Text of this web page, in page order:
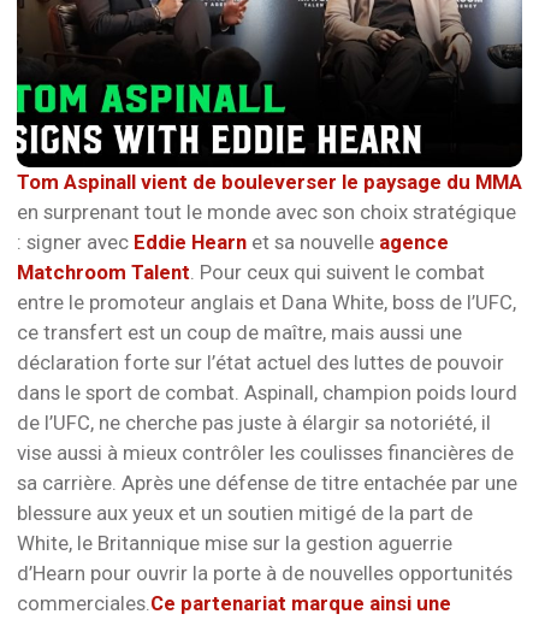
Tom Aspinall vient de bouleverser le paysage du MMA
en surprenant tout le monde avec son choix stratégique
: signer avec Eddie Hearn et sa nouvelle agence
Matchroom Talent. Pour ceux qui suivent le combat
entre le promoteur anglais et Dana White, boss de l’UFC,
ce transfert est un coup de maître, mais aussi une
déclaration forte sur l’état actuel des luttes de pouvoir
dans le sport de combat. Aspinall, champion poids lourd
de l’UFC, ne cherche pas juste à élargir sa notoriété, il
vise aussi à mieux contrôler les coulisses financières de
sa carrière. Après une défense de titre entachée par une
blessure aux yeux et un soutien mitigé de la part de
White, le Britannique mise sur la gestion aguerrie
d’Hearn pour ouvrir la porte à de nouvelles opportunités
commerciales.Ce partenariat marque ainsi une